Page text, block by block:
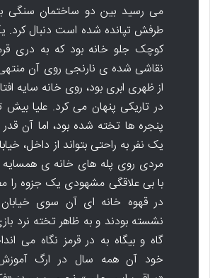
می رسید بین دو ساختمان سنگی
طرفش تپانده شده است دنبال کرد.
کوچک جلو خانه بود که به دری
نقاشی شده ی نارنجی روی آن
از ظهری ابری بود، روی خانه سایه
در تاریکی پنهان می کرد. علیا
پنجره ها تخته شده بود، اما آن
یک نفر به راحتی بتواند از داخل،
مردی روی پله های خانه ی
با بی علاقگی مشهودی یک جزوه را
در قهوه خانه ای آن سوی
نشسته بودند و به ظاهر تخته نرد
گاه و بیگاه به در قرمز نگاه می
خود آن همه سال در ارگ